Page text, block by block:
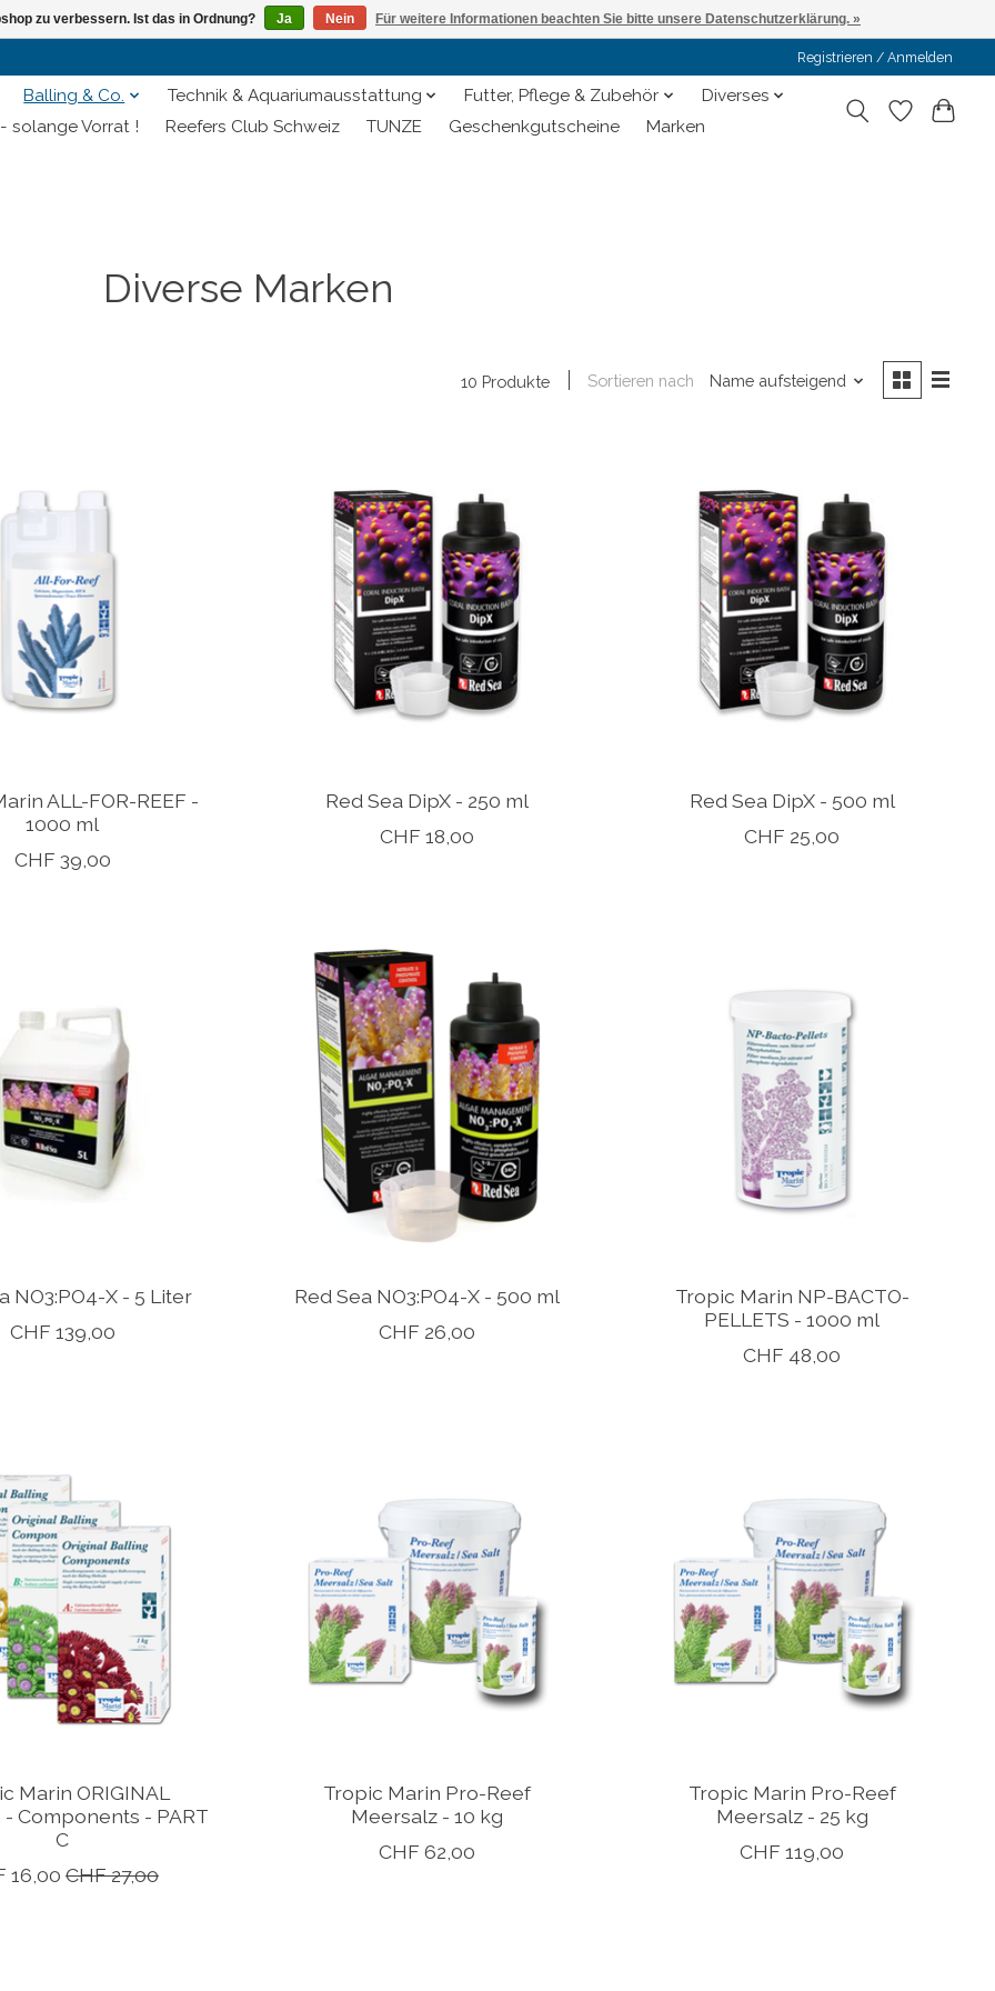
Registrieren / Anmelden
Balling & Co. Technik & Aquariumausstattung Futter, Pflege & Zubehör
Diverses
- solange Vorrat !
Reefers Club Schweiz TUNZE Geschenkgutscheine Marken
Diverse Marken
10 Produkte Sortieren nach Name aufsteigend
ALL-FOR-REEF -
1000 ml
CHF 39,00
Red Sea DipX - 250 ml
CHF 18,00
Red Sea DipX - 500 ml
CHF 25,00
NO3:PO4-X - 5 Liter
CHF 139,00
Red Sea NO3:PO4-X - 500 ml
CHF 26,00
Tropic Marin NP-BACTO-
PELLETS - 1000 ml
CHF 48,00
Marin ORIGINAL
- Components - PART
C
16,00 CHF 27,00
Tropic Marin Pro-Reef
Meersalz - 10 kg
CHF 62,00
Tropic Marin Pro-Reef
Meersalz - 25 kg
CHF 119,00
zu verbessern. Ist das in Ordnung? Ja Nein Für weitere Informationen beachten Sie bitte unsere Datenschutzerklärung. »